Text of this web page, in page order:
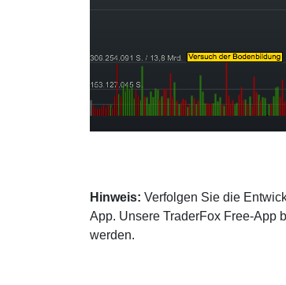
Hinweis: Verfolgen Sie die
App. Unsere TraderFox Free-App
werden.